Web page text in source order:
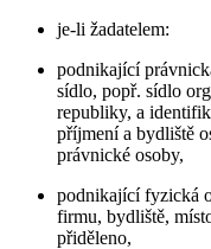
je-li žadatelem:
podnikající
sídlo, popř. sídlo
republiky, a
příjmení a bydliště
právnické osoby,
podnikající fyzická
firmu, bydliště,
přiděleno,